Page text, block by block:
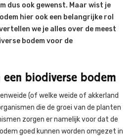
dus ook gewenst. Maar wist je
hier ook een belangrijke rol
we je alles over de meest
bodem voor de
een biodiverse bodem
(of welke weide of akkerland
die de groei van de planten
zorgen er namelijk voor dat de
goed kunnen worden omgezet in